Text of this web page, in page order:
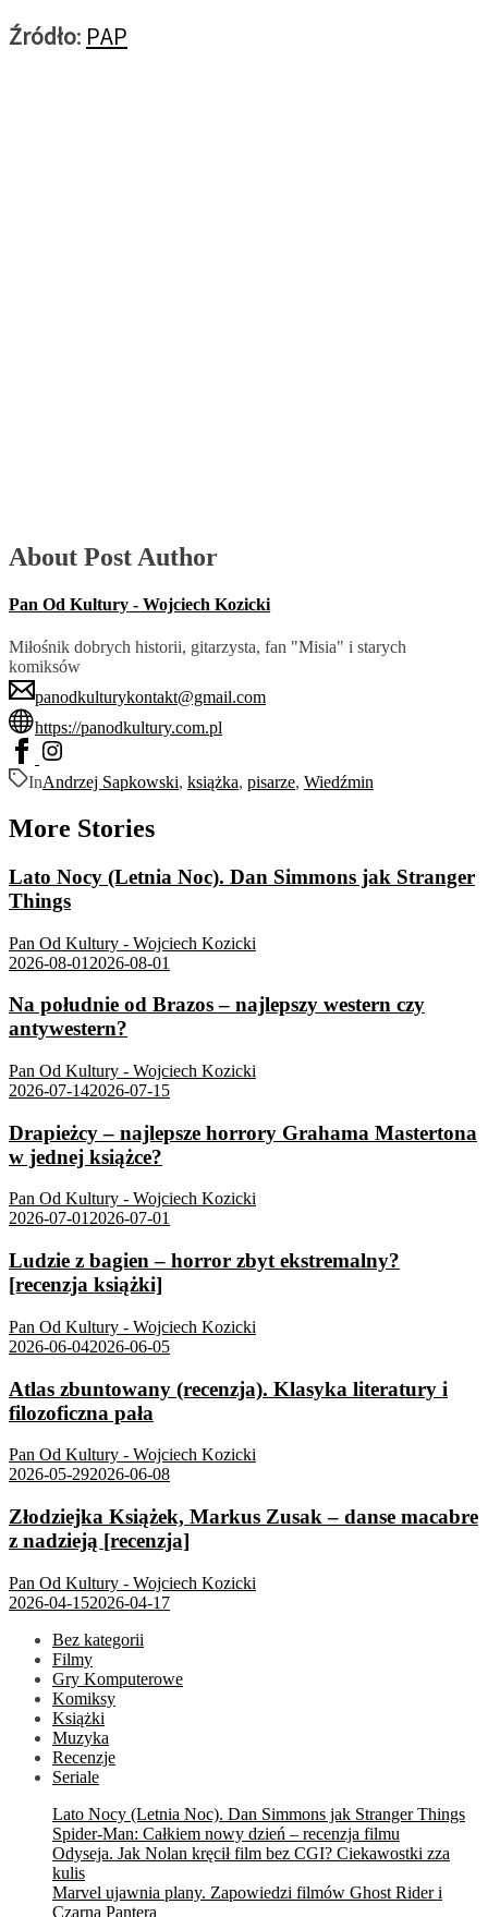
Źródło:PAP
About Post Author
Pan Od Kultury - Wojciech Kozicki
Miłośnik dobrych historii, gitarzysta, fan "Misia" i starych
komiksów
panodkulturykontakt@gmail.com
https://panodkultury.com.pl
InAndrzej Sapkowski, książka, pisarze, Wiedźmin
More Stories
Lato Nocy (Letnia Noc). Dan Simmons jak Stranger
Things
Pan Od Kultury - Wojciech Kozicki
2026-08-01 2026-08-01
Na południe od Brazos – najlepszy western czy
antywestern?
Pan Od Kultury - Wojciech Kozicki
2026-07-142026-07-15
Drapieżcy – najlepsze horrory Grahama Mastertona
w jednej książce?
Pan Od Kultury - Wojciech Kozicki
2026-07-012026-07-01
Ludzie z bagien – horror zbyt ekstremalny?
[recenzja książki]
Pan Od Kultury - Wojciech Kozicki
2026-06-042026-06-05
Atlas zbuntowany (recenzja). Klasyka literatury i
filozoficzna pała
Pan Od Kultury - Wojciech Kozicki
2026-05-292026-06-08
Złodziejka Książek, Markus Zusak – danse macabre
z nadzieją [recenzja]
Pan Od Kultury - Wojciech Kozicki
2026-04-152026-04-17
Bez kategorii
Filmy
Gry Komputerowe
Komiksy
Książki
Muzyka
Recenzje
Seriale
Lato Nocy (Letnia Noc). Dan Simmons jak Stranger Things
Spider-Man: Całkiem nowy dzień – recenzja filmu
Odyseja. Jak Nolan kręcił film bez CGI? Ciekawostki zza
kulis
Marvel ujawnia plany. Zapowiedzi filmów Ghost Rider i
Czarna Pantera